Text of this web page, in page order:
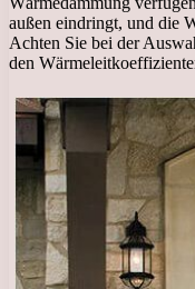
außen eindringt, und die
Achten Sie bei der
den